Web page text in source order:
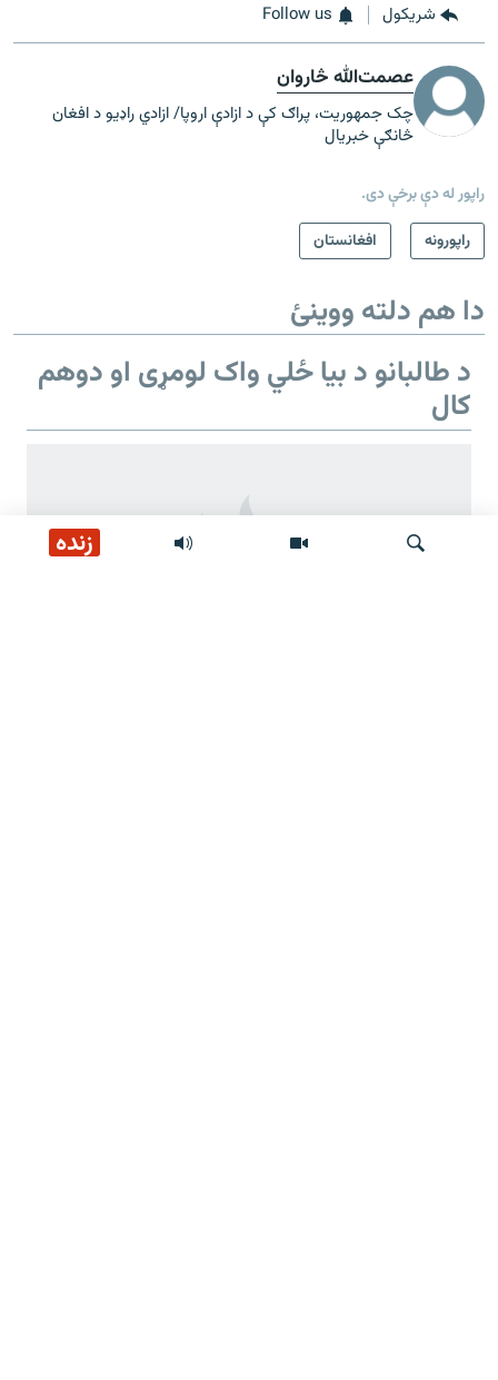
زنده
شريکول Follow us
عصمت‌الله څاروان
چک جمهوریت، پراګ کې د ازادې اروپا/ ازادي راډیو د افغان
څانګې خبریال
راپور له دې برخې دی.
راپورونه
افغانستان
دا هم دلته ووینئ
د طالبانو د بیا ځلي واک لومړی او دوهم
کال